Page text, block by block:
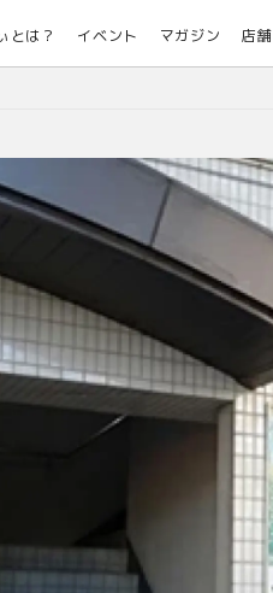
とは？ イベント マガジン 店舗